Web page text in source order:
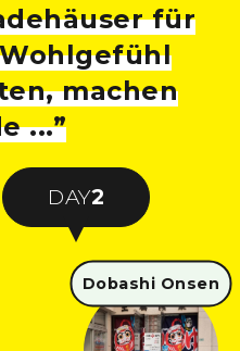
für
machen
...”
DAY2
Dobashi Onsen